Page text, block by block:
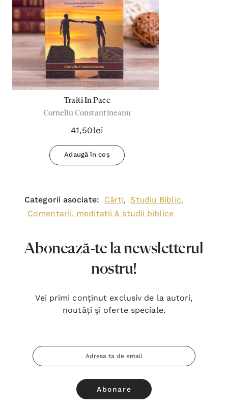
Traiti In Pace
Corneliu Constantineanu
41,50lei
Adaugă în coș
Categorii asociate: Cărți, Studiu Biblic,
Comentarii, meditații & studii biblice
Abonează-te la newsletterul
nostru!
Vei primi conținut exclusiv de la autori,
noutăți şi oferte speciale.
Adresa
Email